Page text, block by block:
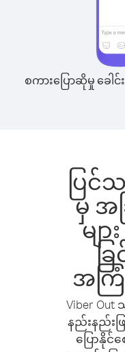
စကားပြောဆိုမှု ခေါင်
ပြင်
မှ အ
မျာ
ခ
အကြံ
Viber
နည်းနည်းဖ
ပြောနို